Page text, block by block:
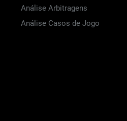
Análise Arbitragens
Análise Casos de Jogo